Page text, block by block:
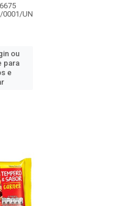
0001/UN
ou
para
e